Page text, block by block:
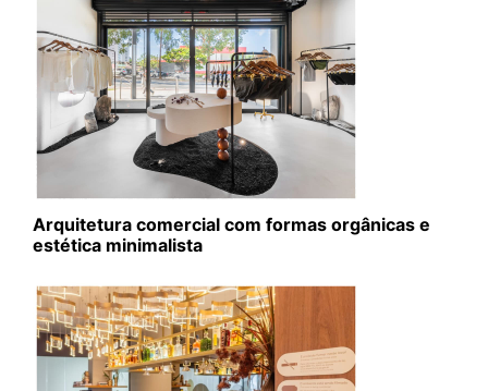
Arquitetura comercial com formas orgânicas e
estética minimalista